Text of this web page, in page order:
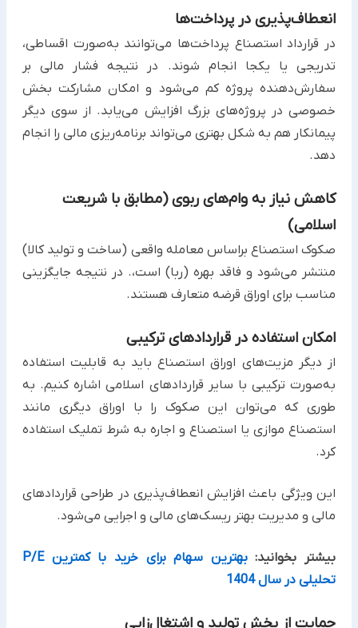
انعطاف‌پذیری در پرداخت‌ها
در قرارداد استصناع پرداخت‌ها می‌توانند به‌صورت اقساطی،
تدریجی یا یکجا انجام شوند. در نتیجه فشار مالی بر
سفارش‌دهنده ‏پروژه کم می‌شود و امکان مشارکت بخش
خصوصی در پروژه‌های بزرگ افزایش می‌یابد. از سوی دیگر
پیمانکار هم به شکل ‏بهتری می‌تواند برنامه‌ریزی مالی را انجام
دهد. ‏
کاهش نیاز به وام‌های ربوی (مطابق با شریعت
اسلامی)
صکوک استصناع براساس معامله واقعی (ساخت و تولید کالا)
منتشر می‌شود و فاقد بهره (ربا) است،. در نتیجه جایگزینی
‏مناسب برای اوراق قرضه متعارف هستند.‏
امکان استفاده در قراردادهای ترکیبی
از دیگر مزیت‌های اوراق استصناع باید به قابلیت استفاده
به‌صورت ترکیبی با سایر قراردادهای اسلامی اشاره کنیم. به
طوری که ‏می‌توان این صکوک را با اوراق دیگری مانند
استصناع موازی یا استصناع و اجاره به شرط تملیک استفاده
کرد.‏
این ویژگی باعث افزایش انعطاف‌پذیری در طراحی قراردادهای
مالی و مدیریت بهتر ریسک‌های مالی و اجرایی می‌شود.‏
بیشتر بخوانید:
بهترین سهام برای خرید با کمترین P/E
تحلیلی در سال 1404
حمایت از بخش تولید و اشتغال‌زایی